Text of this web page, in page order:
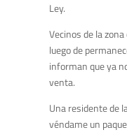
Ley.
Vecinos de la
luego de
informan que ya
venta.
Una residente de
véndame un